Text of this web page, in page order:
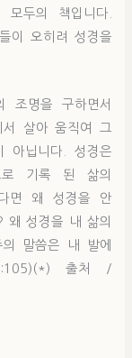
두의 책입니다.
이 오히려 성경을
조명을 구하면서
서 살아 움직여 그
아닙니다. 성경은
로 기록 된 삶의
면 왜 성경을 안
왜 성경을 내 삶의
말씀은 내 발에
출처 /